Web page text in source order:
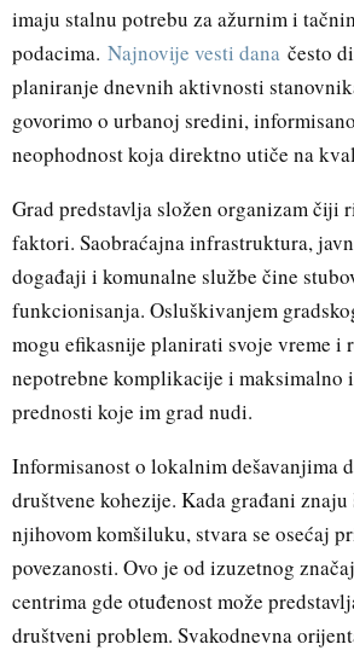
imaju stalnu potrebu za ažurnim i
podacima. Najnovije vesti dana često
planiranje dnevnih aktivnosti
govorimo o urbanoj sredini,
neophodnost koja direktno utiče na
Grad predstavlja složen organizam čiji
faktori. Saobraćajna infrastruktura,
događaji i komunalne službe čine
funkcionisanja. Osluškivanjem
mogu efikasnije planirati svoje vreme i
nepotrebne komplikacije i maksimalno
prednosti koje im grad nudi.
Informisanost o lokalnim dešavanjima
društvene kohezije. Kada građani znaju
njihovom komšiluku, stvara se osećaj
povezanosti. Ovo je od izuzetnog
centrima gde otuđenost može
društveni problem. Svakodnevna